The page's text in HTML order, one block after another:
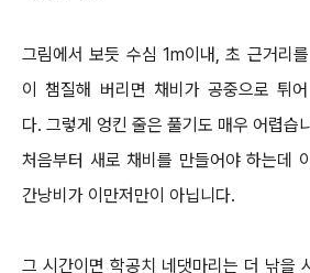
그림에서 보듯 수심 1m이내, 초 근거리
이 챔질해 버리면 채비가 공중으로 튀
다. 그렇게 엉킨 줄은 풀기도 매우 어렵습
처음부터 새로 채비를 만들어야 하는데
간낭비가 이만저만이 아닙니다.
그 시간이면 학공치 네댓마리는 더 낚을